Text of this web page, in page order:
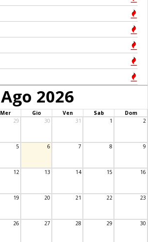
Ago 2026
Mer Gio Ven Sab
Dom
29 30 31 1 2
5 6 7 8 9
12 13 14 15 16
19 20 21 22 23
26 27 28 29 30